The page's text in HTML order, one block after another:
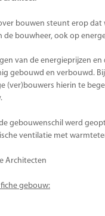
bouwen steunt erop
de bouwheer, ook op
van de energieprijzen
gebouwd en verbouwd.
(ver)bouwers hierin te
gebouwenschil werd
ventilatie met
Architecten
fiche gebouw: